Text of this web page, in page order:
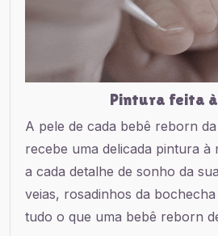
Pintura feita
A pele de cada bebê reborn
recebe uma delicada pintura à
a cada detalhe de sonho da
veias, rosadinhos da
tudo o que uma bebê reborn